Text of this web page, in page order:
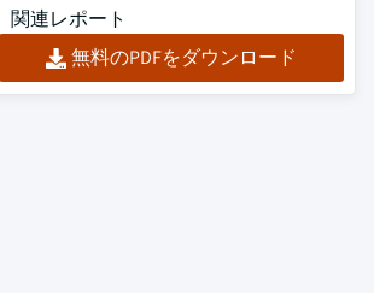
関連レポート
無料のPDFをダウンロード